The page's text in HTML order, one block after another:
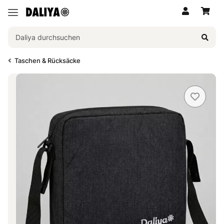
Taschen & Rücksäcke